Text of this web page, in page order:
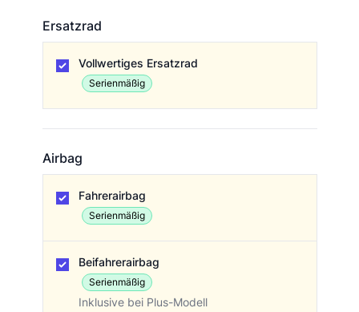
Ersatzrad
Vollwertiges Ersatzrad
Serienmäßig
Airbag
Fahrerairbag
Serienmäßig
Beifahrerairbag
Serienmäßig
Inklusive bei Plus-Modell